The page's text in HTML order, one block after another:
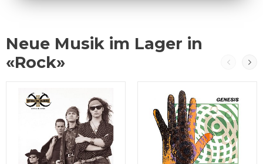
Neue Musik im Lager in
«Rock»